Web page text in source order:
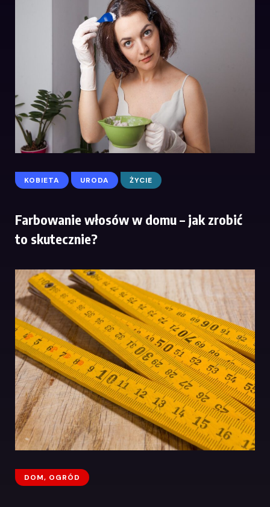
KOBIETA URODA ŻYCIE
Farbowanie włosów w domu – jak zrobić
to skutecznie?
DOM, OGRÓD